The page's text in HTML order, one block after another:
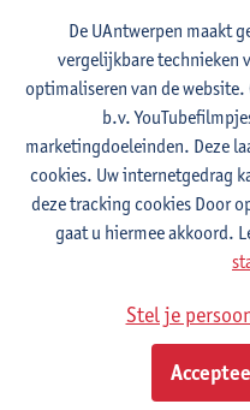
een andere masteropleiding
Studenten dienen hiervoor
formulier 'aanvraag
opleiding' (zie website
Faculteit
formulieren).
Het ingevulde formulier
het formulier, aan de
Ontwerpwetenschappen
Lesgever(s):
Inge Somers
Esther
Summer School
De UAntwerpen maakt
vergelijkbare technieken
optimaliseren van de
b.v.
marketingdoeleinden. Deze
cookies. Uw internetgedrag
deze tracking cookies Door
gaat u hiermee akkoord.
Stel je